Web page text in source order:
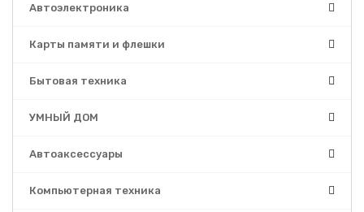
Автоэлектроника
Карты памяти и флешки
Бытовая техника
УМНЫЙ ДОМ
Автоаксессуары
Компьютерная техника